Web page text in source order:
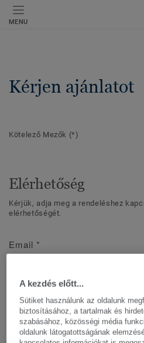
MENU
Kérjen ajánlatot
Kötelező Mezők (*)
Elérhetőség
Kérjük, adja meg a rendeléshez
elérhetőségét.
Email *
Név*
A kezdés előtt...
Sütiket használunk az oldalunk
biztosításához, a tartalmak és
szabásához, közösségi média
oldalunk látogatottságának